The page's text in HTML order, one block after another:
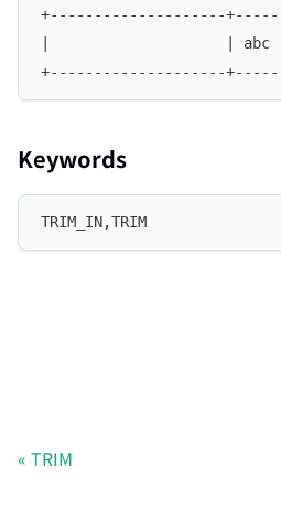
+--------------------
|                    |
+--------------------
Keywords
TRIM_IN,TRIM
TRIM